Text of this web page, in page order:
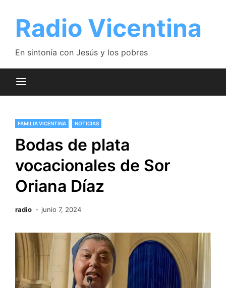
contenido
Radio Vicentina
En sintonía con Jesús y los pobres
FAMILIA VICENTINA NOTICIAS
Bodas de plata
vocacionales de Sor
Oriana Díaz
radio junio 7, 2024